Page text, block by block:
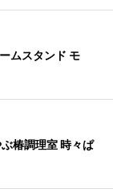
ムスタンド モ
椿調理室 時々ぱ